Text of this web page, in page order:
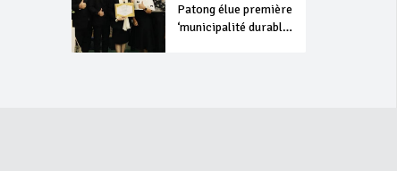
Patong élue première
‘municipalité durable’